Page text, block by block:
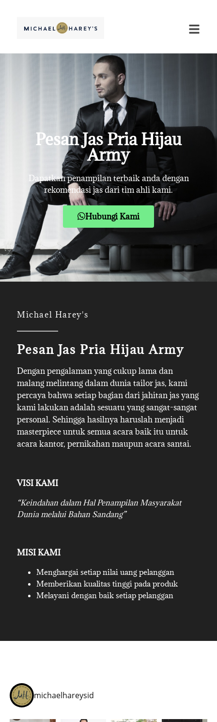
Pesan Jas Pria Hijau
Army
Dapatkan penampilan terbaik anda dengan
rekomendasi jas dari tim ahli kami.
Hubungi Kami
Michael Harey's
Pesan Jas Pria Hijau Army
Dengan pengalaman yang cukup lama dan
malang melintang dalam dunia tailor jas, kami
percaya bahwa setiap bagian dari jahitan jas yang
kami lakukan adalah sesuatu yang sangat-sangat
personal. Sehingga hasilnya haruslah menjadi
masterpiece untuk semua acara baik itu untuk
acara kantor, pernikahan maupun acara santai.
VISI KAMI
“Keindahan dalam Hal Penampilan Masyarakat
Dunia melalui Bahan Sandang”
MISI KAMI
Menghargai setiap nilai uang pelanggan
Memberikan kualitas tinggi pada produk
Melayani dengan baik setiap pelanggan
michaelhareysid